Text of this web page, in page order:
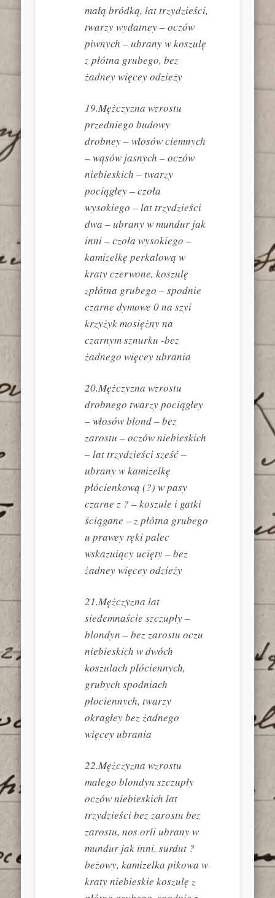
małą bródką, lat trzydzieści,
twarzy wydatney – oczów
piwnych – ubrany w koszulę
z płótna grubego, bez
żadney więcey odzieży
19.Mężczyzna wzrostu
przedniego budowy
drobney – włosów ciemnych
– wąsów jasnych – oczów
niebieskich – twarzy
pociągłey – czoła
wysokiego – lat trzydzieści
dwa – ubrany w mundur jak
inni – czoła wysokiego –
kamizelkę perkalową w
kraty czerwone, koszulę
zpłótna grubego – spodnie
czarne dymowe 0 na szyi
krzyżyk mosiężny na
czarnym sznurku -bez
żadnego więcey ubrania
20.Mężczyzna wzrostu
drobnego twarzy pociągłey
– włosów blond – bez
zarostu – oczów niebieskich
– lat trzydzieści sześć –
ubrany w kamizelkę
płócienkową (?) w pasy
czarne z ? – koszule i gatki
ściągane – z płótna grubego
u prawey ręki palec
wskazuiący ucięty – bez
żadney więcey odzieży
21.Mężczyzna lat
siedemnaście szczupły –
blondyn – bez zarostu oczu
niebieskich w dwóch
koszulach płóciennych,
grubych spodniach
płociennych, twarzy
okragłey bez żadnego
więcey ubrania
22.Mężczyzna wzrostu
małego blondyn szczupły
oczów niebieskich lat
trzydzieści bez zarostu bez
zarostu, nos orli ubrany w
mundur jak inni, surdut ?
beżowy, kamizelka pikowa w
kraty niebieskie koszulę z